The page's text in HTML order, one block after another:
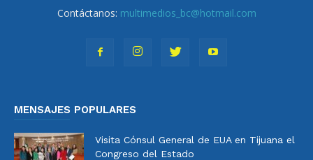
Contáctanos: multimedios_bc@hotmail.com
MENSAJES POPULARES
Visita Cónsul General de EUA en Tijuana el
Congreso del Estado